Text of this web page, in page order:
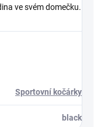
ve svém domečku.
Sportovní kočárky
black